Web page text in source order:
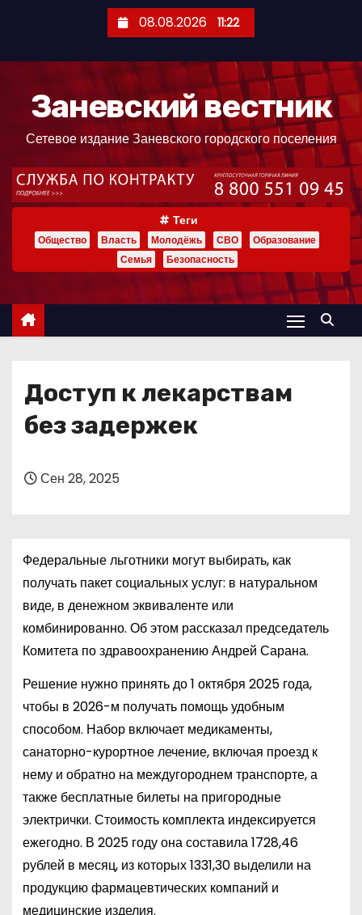
ж
08.08.2026 11:22
Заневский вестник
Сетевое издание Заневского городского поселения
Теги
Общество Власть Молодёжь СВО
Образование
Семья
Безопасность
Доступ к лекарствам
без задержек
Сен 28, 2025
Федеральные льготники могут выбирать, как
получать пакет социальных услуг: в натуральном
виде, в денежном эквиваленте или
комбинированно. Об этом рассказал председатель
Комитета по здравоохранению Андрей Сарана.
Решение нужно принять до 1 октября 2025 года,
чтобы в 2026-м получать помощь удобным
способом. Набор включает медикаменты,
санаторно-курортное лечение, включая проезд к
нему и обратно на междугороднем транспорте, а
также бесплатные билеты на пригородные
электрички. Стоимость комплекта индексируется
ежегодно. В 2025 году она составила 1728,46
рублей в месяц, из которых 1331,30 выделили на
продукцию фармацевтических компаний и
медицинские изделия.